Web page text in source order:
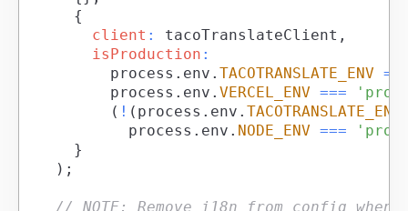
{
client : tacoTranslateClient ,
isProduction :
				process
. env . TACOTRANSLATE_ENV
				process
. env . VERCEL_ENV ===
( ! ( process . env . TACOTRANSLATE_ENV
					process
. env . NODE_ENV ===
}
) ;
// NOTE: Remove i18n from config